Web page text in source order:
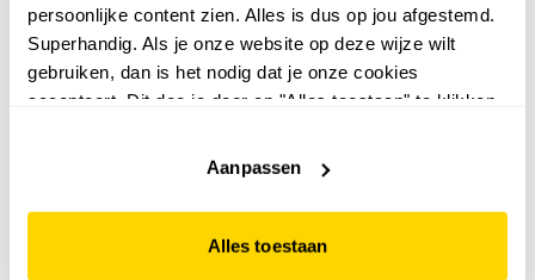
persoonlijke content zien. Alles is dus op jou afgestemd.
Superhandig. Als je onze website op deze wijze wilt
gebruiken, dan is het nodig dat je onze cookies
accepteert. Dit doe je door op "Alles toestaan" te klikken.
website niet optimaal functioneert.
Aanpassen
Alles toestaan